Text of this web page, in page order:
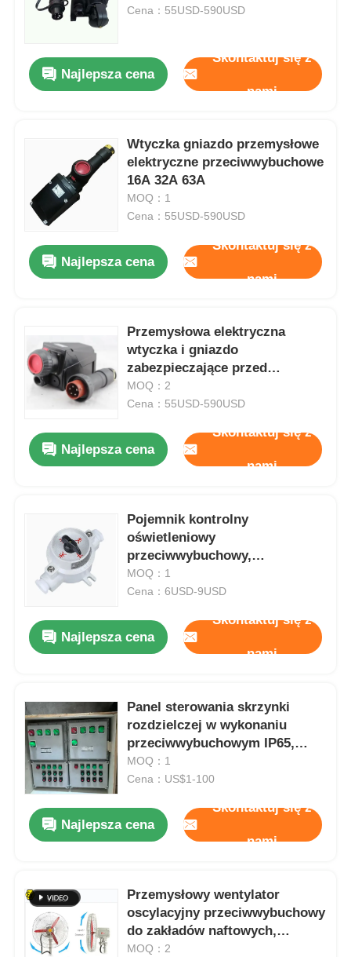
Produkty
Wycieczka po fabryce
Kontrola jakości
Skontaktuj się z nami
Lampka alarmowa przeciwwybuchowa
wentylator przeciwwybuchowy
Cena：55USD-590USD
Najlepsza cena
Skontaktuj się z
nami
Wtyczka gniazdo przemysłowe
elektryczne przeciwwybuchowe
16A 32A 63A
MOQ：1
Cena：55USD-590USD
Najlepsza cena
Skontaktuj się z
nami
Przemysłowa elektryczna
wtyczka i gniazdo
zabezpieczające przed
wybuchem 16A 32A 63A 125A
MOQ：2
Cena：55USD-590USD
Najlepsza cena
Skontaktuj się z
nami
Pojemnik kontrolny
oświetleniowy
przeciwwybuchowy,
wodoodporny IP65 220V/380V
MOQ：1
Cena：6USD-9USD
Najlepsza cena
Skontaktuj się z
nami
Panel sterowania skrzynki
rozdzielczej w wykonaniu
przeciwwybuchowym IP65,
odporny na korozję
MOQ：1
Cena：US$1-100
Najlepsza cena
Skontaktuj się z
nami
Przemysłowy wentylator
oscylacyjny przeciwwybuchowy
do zakładów naftowych,
gazowych i chemicznych
MOQ：2